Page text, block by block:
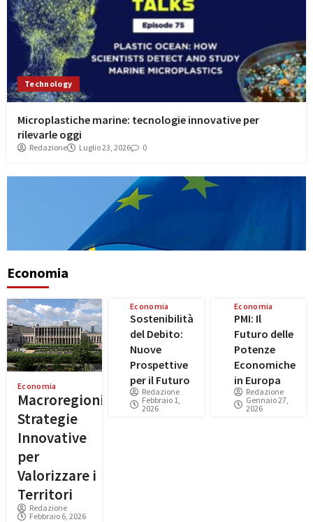
Technology
Microplastiche marine: tecnologie innovative per
rilevarle oggi
Redazione Luglio 23, 2026 0
Economia
Economia
Macroregioni:
Strategie
Innovative
per
Valorizzare i
Territori
Redazione
Febbraio 6, 2026
Economia
Sostenibilità
del Debito:
Nuove
Prospettive
per il Futuro
Redazione
Febbraio 1,
2026
Economia
PMI: Il
Futuro delle
Potenze
Economiche
in Europa
Redazione
Gennaio 27,
2026